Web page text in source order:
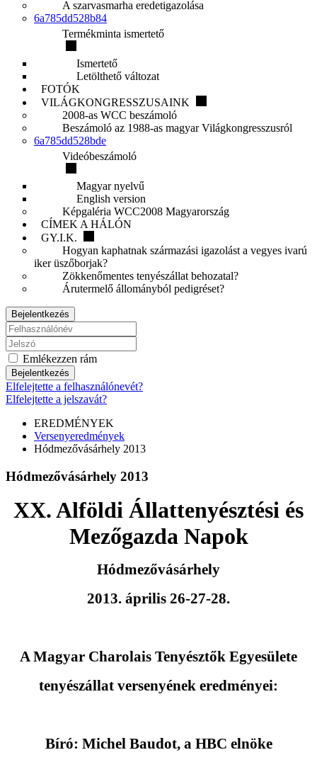
A szarvasmarha eredetigazolása
6a785dd528b84
Termékminta ismertető
Ismertető
Letölthető változat
FOTÓK
VILÁGKONGRESSZUSAINK
2008-as WCC beszámoló
Beszámoló az 1988-as magyar Világkongresszusról
6a785dd528bde
Videóbeszámoló
Magyar nyelvű
English version
Képgaléria WCC2008 Magyarország
CÍMEK A HÁLÓN
GY.I.K.
Hogyan kaphatnak származási igazolást a vegyes ivarú
iker üszőborjak?
Zökkenőmentes tenyészállat behozatal?
Árutermelő állományból pedigréset?
Bejelentkezés
Emlékezzen rám
Bejelentkezés
Elfelejtette a felhasználónevét?
Elfelejtette a jelszavát?
EREDMÉNYEK
Versenyeredmények
Hódmezővásárhely 2013
Hódmezővásárhely 2013
XX. Alföldi Állattenyésztési és
Mezőgazda Napok
Hódmezővásárhely
2013. április 26-27-28.
A Magyar Charolais Tenyésztők Egyesülete
tenyészállat versenyének eredményei:
Bíró: Michel Baudot, a HBC elnöke